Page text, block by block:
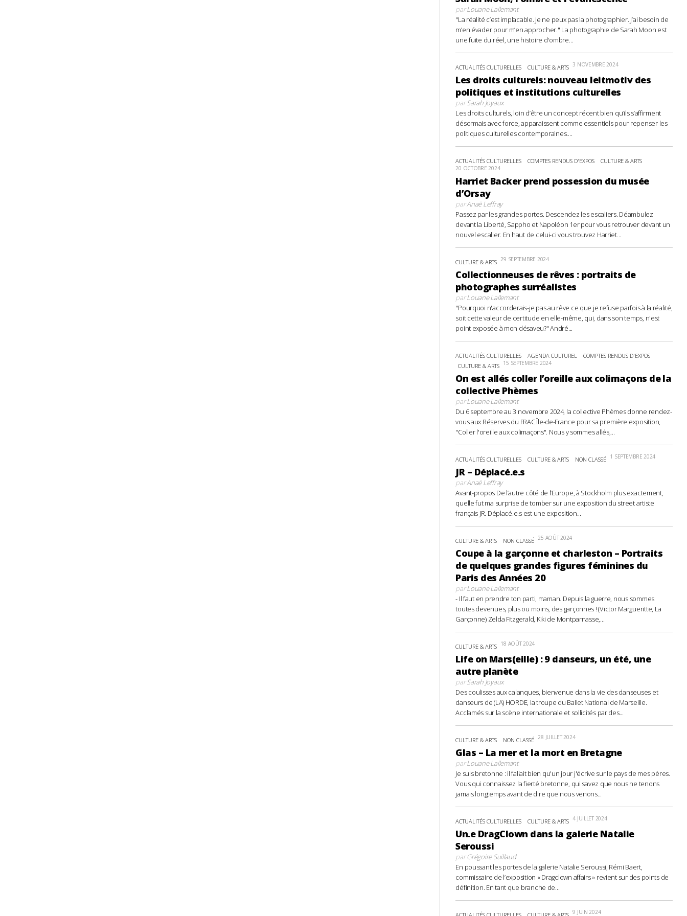
parLouane Lallemant
"La réalité c’est implacable. Je ne peux pas la photographier. J’ai besoin de
m’en évader pour m’en approcher." La photographie de Sarah Moon est
une fuite du réel, une histoire d'ombre...
ACTUALITÉS CULTURELLES CULTURE & ARTS 3 NOVEMBRE 2024
Les droits culturels: nouveau leitmotiv des
politiques et institutions culturelles
parSarah Joyaux
Les droits culturels, loin d’être un concept récent bien qu’ils s’affirment
désormais avec force, apparaissent comme essentiels pour repenser les
politiques culturelles contemporaines....
ACTUALITÉS CULTURELLES COMPTES RENDUS D'EXPOS CULTURE & ARTS
20 OCTOBRE 2024
Harriet Backer prend possession du musée
d’Orsay
parAnaë Leffray
Passez par les grandes portes. Descendez les escaliers. Déambulez
devant la Liberté, Sappho et Napoléon 1er pour vous retrouver devant un
nouvel escalier. En haut de celui-ci vous trouvez Harriet...
CULTURE & ARTS 29 SEPTEMBRE 2024
Collectionneuses de rêves : portraits de
photographes surréalistes
parLouane Lallemant
"Pourquoi n'accorderais-je pas au rêve ce que je refuse parfois à la réalité,
soit cette valeur de certitude en elle-même, qui, dans son temps, n'est
point exposée à mon désaveu?" André...
ACTUALITÉS CULTURELLES AGENDA CULTUREL
COMPTES RENDUS D'EXPOS
CULTURE & ARTS 15 SEPTEMBRE 2024
On est allés coller l’oreille aux colimaçons de la
collective Phèmes
parLouane Lallemant
Du 6 septembre au 3 novembre 2024, la collective Phèmes donne rendez-
vous aux Réserves du FRAC Île-de-France pour sa première exposition,
"Coller l'oreille aux colimaçons". Nous y sommes allés,...
ACTUALITÉS CULTURELLES CULTURE & ARTS NON CLASSÉ 1 SEPTEMBRE 2024
JR – Déplacé.e.s
parAnaë Leffray
Avant-propos De l’autre côté de l’Europe, à Stockholm plus exactement,
quelle fut ma surprise de tomber sur une exposition du street artiste
français JR. Déplacé.e.s est une exposition...
CULTURE & ARTS NON CLASSÉ 25 AOÛT 2024
Coupe à la garçonne et charleston – Portraits
de quelques grandes figures féminines du
Paris des Années 20
parLouane Lallemant
- Il faut en prendre ton parti, maman. Depuis la guerre, nous sommes
toutes devenues, plus ou moins, des garçonnes ! (Victor Margueritte, La
Garçonne) Zelda Fitzgerald, Kiki de Montparnasse,...
CULTURE & ARTS 18 AOÛT 2024
Life on Mars(eille) : 9 danseurs, un été, une
autre planète
parSarah Joyaux
Des coulisses aux calanques, bienvenue dans la vie des danseuses et
danseurs de (LA) HORDE, la troupe du Ballet National de Marseille.
Acclamés sur la scène internationale et sollicités par des...
CULTURE & ARTS NON CLASSÉ 28 JUILLET 2024
Glas – La mer et la mort en Bretagne
parLouane Lallemant
Je suis bretonne : il fallait bien qu'un jour j'écrive sur le pays de mes pères.
Vous qui connaissez la fierté bretonne, qui savez que nous ne tenons
jamais longtemps avant de dire que nous venons...
ACTUALITÉS CULTURELLES CULTURE & ARTS 4 JUILLET 2024
Un.e DragClown dans la galerie Natalie
Seroussi
parGrégoire Suillaud
En poussant les portes de la galerie Natalie Seroussi, Rémi Baert,
commissaire de l’exposition « Dragclown affairs » revient sur des points de
définition. En tant que branche de...
9 JUIN 2024